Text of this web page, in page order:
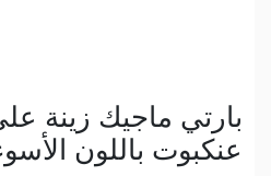
بارتي ماجيك زينة
عنكبوت باللون